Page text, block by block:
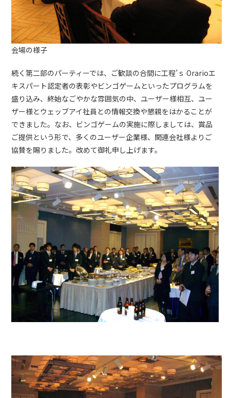
会場の様子
続く第二部のパーティーでは、ご歓談の合間に工程’ｓ Orarioエ
キスパート認定者の表彰やビンゴゲームといったプログラムを
盛り込み、終始なごやかな雰囲気の中、ユーザー様相互、ユー
ザー様とウェッブアイ社員との情報交換や懇親をはかることが
できました。なお、ビンゴゲームの実施に際しましては、賞品
ご提供という形で、多くのユーザー企業様、関連会社様よりご
協賛を賜りました。改めて御礼申し上げます。